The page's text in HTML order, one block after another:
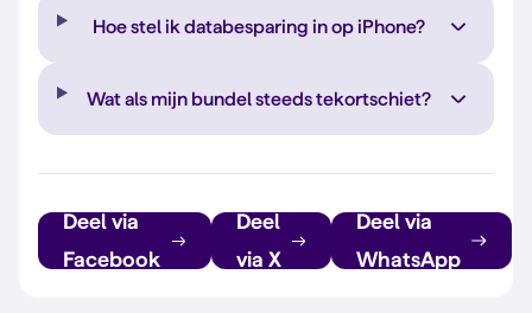
Hoe stel ik databesparing in op iPhone?
Wat als mijn bundel steeds tekortschiet?
Deel via
Facebook
Deel
via X
Deel via
WhatsApp